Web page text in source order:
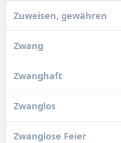
Zuweisen, gewähren
Zwang
Zwanghaft
Zwanglos
Zwanglose Feier